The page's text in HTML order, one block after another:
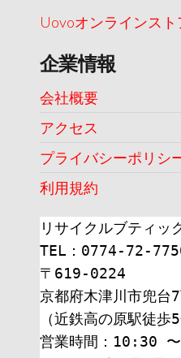
Uovoオンラインスト
企業情報
会社概要
アクセス
プライバシーポリシ
利用規約
リサイクルブティッ
TEL：0774-72-
〒619-0224
京都府木津川市兜台
（近鉄高の原駅徒歩5
営業時間：10:30